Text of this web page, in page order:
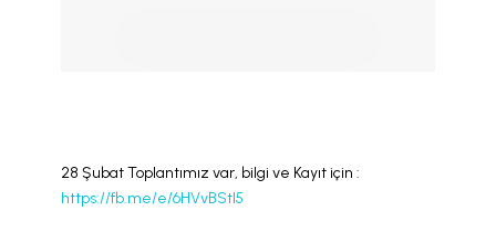
Kitap:
EMZİRME
SANATI
28 Şubat Toplantımız var, bilgi ve Kayıt için :
https://fb.me/e/6HVvBStl5